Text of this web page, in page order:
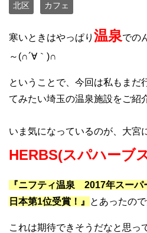
北区 カフェ
寒いときはやっぱり 温泉での
～(∩´∀｀)∩
ということで、今回は私もまだ
てみたい埼玉の温泉施設をご紹
いま気になっているのが、大宮
HERBS(スパハーブス
『ニフティ温泉 2017年スー
日本第1位受賞！』
とあったの
これは期待できそうだなと思っ